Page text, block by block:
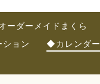
ーダーメイドまくら
ョン
◆カレンダー